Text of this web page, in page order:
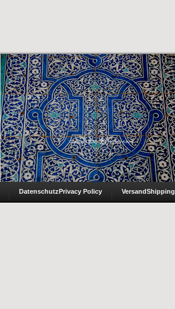
DatenschutzPrivacy Policy VersandShipping